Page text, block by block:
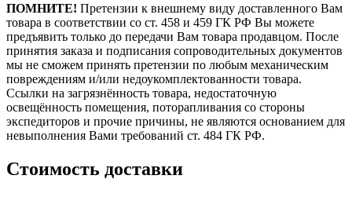
ПОМНИТЕ! Претензии к внешнему виду доставленного Вам
товара в соответствии со ст. 458 и 459 ГК РФ Вы можете
предъявить только до передачи Вам товара продавцом. После
принятия заказа и подписания сопроводительных документов
мы не сможем принять претензии по любым механическим
повреждениям и/или недоукомплектованности товара.
Ссылки на загрязнённость товара, недостаточную
освещённость помещения, поторапливания со стороны
экспедиторов и прочие причины, не являются основанием для
невыполнения Вами требований ст. 484 ГК РФ.
Стоимость доставки